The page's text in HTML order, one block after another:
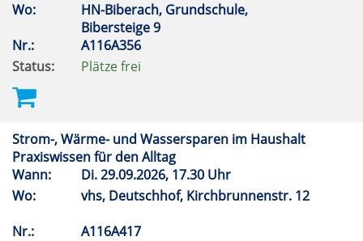
Wo:
HN-Biberach, Grundschule,
Bibersteige 9
Nr.:
A116A356
Status:
Plätze frei
Strom-, Wärme- und Wassersparen im Haushalt
Praxiswissen für den Alltag
Wann:
Di.29.09.2026, 17.30 Uhr
Wo:
vhs, Deutschhof, Kirchbrunnenstr. 12
Nr.:
A116A417